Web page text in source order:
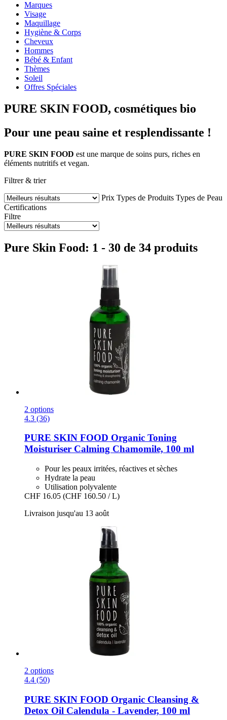
Marques
Visage
Maquillage
Hygiène & Corps
Cheveux
Hommes
Bébé & Enfant
Thèmes
Soleil
Offres Spéciales
PURE SKIN FOOD, cosmétiques bio
Pour une peau saine et resplendissante !
PURE SKIN FOOD est une marque de soins purs, riches en
éléments nutritifs et vegan.
Filtrer & trier
Prix Types de Produits Types de Peau
Certifications
Filtre
Pure Skin Food: 1 - 30 de 34 produits
2 options
4.3 (36)
PURE SKIN FOOD Organic Toning
Moisturiser Calming Chamomile, 100 ml
Pour les peaux irritées, réactives et sèches
Hydrate la peau
Utilisation polyvalente
CHF 16.05 (CHF 160.50 / L)
Livraison jusqu'au 13 août
2 options
4.4 (50)
PURE SKIN FOOD Organic Cleansing &
Detox Oil Calendula -​ Lavender, 100 ml